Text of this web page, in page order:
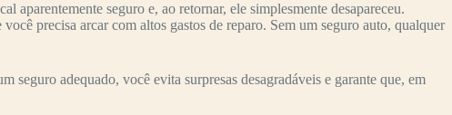
aparentemente seguro e, ao retornar, ele simplesmente desapareceu.
precisa arcar com altos gastos de reparo. Sem um seguro auto, qualquer
seguro adequado, você evita surpresas desagradáveis e garante que, em